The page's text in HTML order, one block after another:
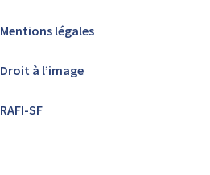
Mentions légales
Droit à l’image
RAFI-SF